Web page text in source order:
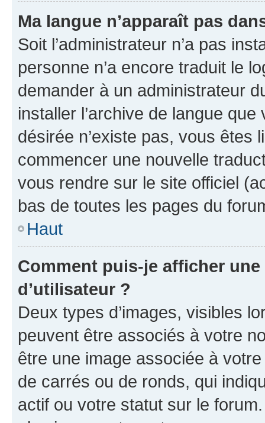
Ma langue n’apparaît pas
Soit l’administrateur n’a pas
personne n’a encore traduit le
demander à un administrateur
installer l’archive de langue
désirée n’existe pas, vous êtes
commencer une nouvelle
vous rendre sur le site officiel
bas de toutes les pages du
Haut
Comment puis-je afficher
d’utilisateur ?
Deux types d’images, visibles
peuvent être associés à votre
être une image associée à
de carrés ou de ronds, qui
actif ou votre statut sur le